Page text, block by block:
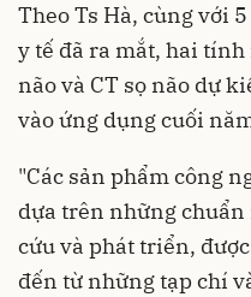
Theo Ts Hà, cùng với
y tế đã ra mắt, hai
não và CT sọ não dự
vào ứng dụng cuối
"Các sản phẩm công
dựa trên những
cứu và phát triển,
đến từ những tạp chí